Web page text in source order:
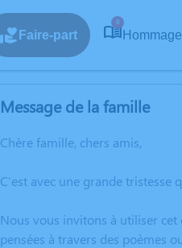
Faire-part
8
Message de la famille
Chère famille, chers amis,
C’est avec une grande tristesse
Nous vous invitons à utiliser
pensées à travers des poèmes